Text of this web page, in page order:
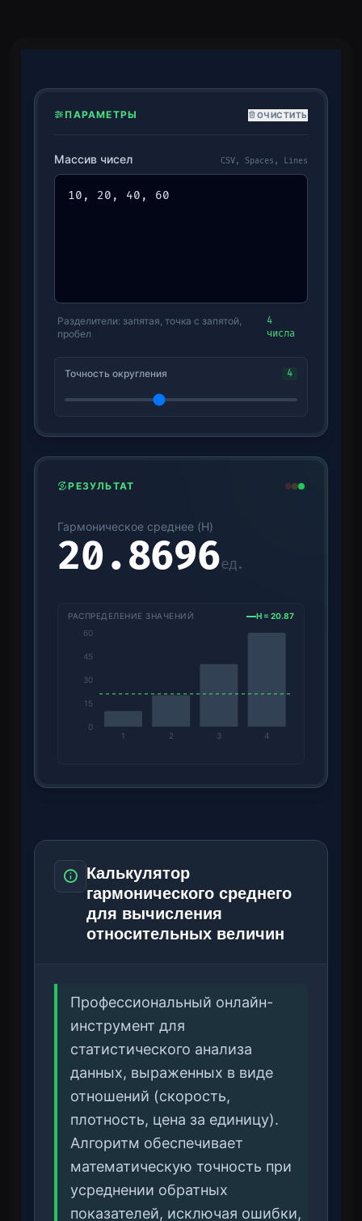
ПАРАМЕТРЫ ОЧИСТИТЬ
Массив чисел CSV, Spaces, Lines
Разделители: запятая, точка с запятой,
пробел
4
числа
Точность округления 4
РЕЗУЛЬТАТ
Гармоническое среднее (H)
20.8696ед.
РАСПРЕДЕЛЕНИЕ ЗНАЧЕНИЙ
1 2 3 4
0
15
30
45
60
H = 20.87
Калькулятор
гармонического среднего
для вычисления
относительных величин
Профессиональный онлайн-
инструмент для
статистического анализа
данных, выраженных в виде
отношений (скорость,
плотность, цена за единицу).
Алгоритм обеспечивает
математическую точность при
усреднении обратных
показателей, исключая ошибки,